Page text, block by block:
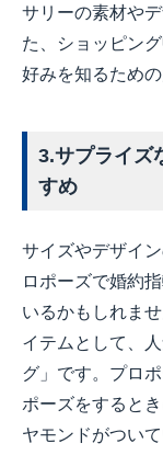
サリーの素材や
た、ショッピン
好みを知るため
3.サプライズ
すめ
サイズやデザイ
ロポーズで婚約
いるかもしれま
イテムとして、
グ」です。プロ
ポーズをすると
ヤモンドがつい